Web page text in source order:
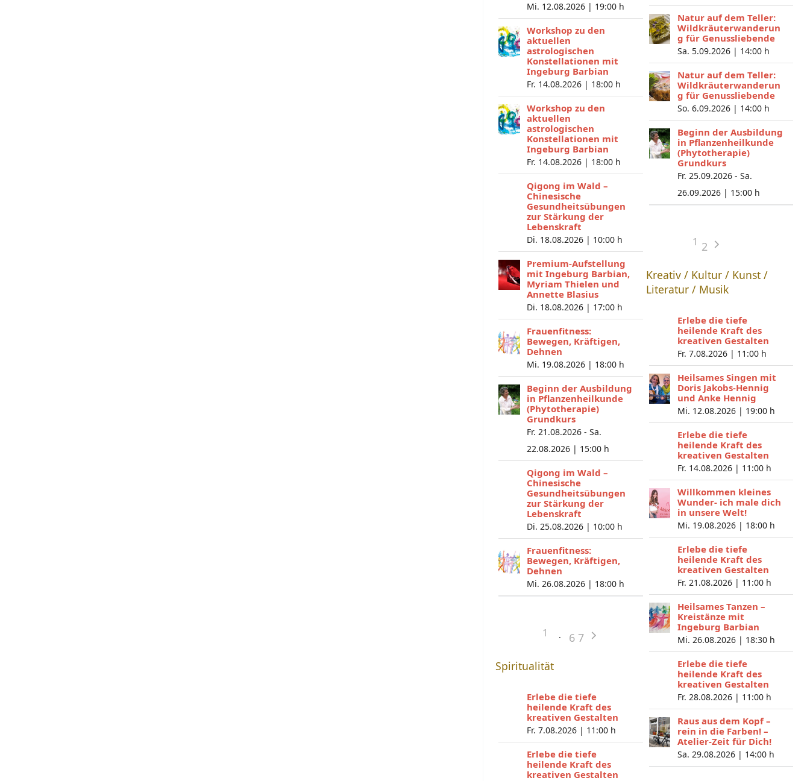
Mi. 12.08.2026 | 19:00 h
Workshop zu den
aktuellen
astrologischen
Konstellationen mit
Ingeburg Barbian
Fr. 14.08.2026 | 18:00 h
Workshop zu den
aktuellen
astrologischen
Konstellationen mit
Ingeburg Barbian
Fr. 14.08.2026 | 18:00 h
Qigong im Wald –
Chinesische
Gesundheitsübungen
zur Stärkung der
Lebenskraft
Di. 18.08.2026 | 10:00 h
Premium-Aufstellung
mit Ingeburg Barbian,
Myriam Thielen und
Annette Blasius
Di. 18.08.2026 | 17:00 h
Frauenfitness:
Bewegen, Kräftigen,
Dehnen
Mi. 19.08.2026 | 18:00 h
Beginn der Ausbildung
in Pflanzenheilkunde
(Phytotherapie)
Grundkurs
Fr. 21.08.2026 - Sa.
22.08.2026 | 15:00 h
Qigong im Wald –
Chinesische
Gesundheitsübungen
zur Stärkung der
Lebenskraft
Di. 25.08.2026 | 10:00 h
Frauenfitness:
Bewegen, Kräftigen,
Dehnen
Mi. 26.08.2026 | 18:00 h
1 6 7
Spiritualität
Erlebe die tiefe
heilende Kraft des
kreativen Gestalten
Fr. 7.08.2026 | 11:00 h
Erlebe die tiefe
heilende Kraft des
kreativen Gestalten
Natur auf dem Teller:
Wildkräuterwanderun
g für Genussliebende
Sa. 5.09.2026 | 14:00 h
Natur auf dem Teller:
Wildkräuterwanderun
g für Genussliebende
So. 6.09.2026 | 14:00 h
Beginn der Ausbildung
in Pflanzenheilkunde
(Phytotherapie)
Grundkurs
Fr. 25.09.2026 - Sa.
26.09.2026 | 15:00 h
1 2
Kreativ / Kultur / Kunst /
Literatur / Musik
Erlebe die tiefe
heilende Kraft des
kreativen Gestalten
Fr. 7.08.2026 | 11:00 h
Heilsames Singen mit
Doris Jakobs-Hennig
und Anke Hennig
Mi. 12.08.2026 | 19:00 h
Erlebe die tiefe
heilende Kraft des
kreativen Gestalten
Fr. 14.08.2026 | 11:00 h
Willkommen kleines
Wunder- ich male dich
in unsere Welt!
Mi. 19.08.2026 | 18:00 h
Erlebe die tiefe
heilende Kraft des
kreativen Gestalten
Fr. 21.08.2026 | 11:00 h
Heilsames Tanzen –
Kreistänze mit
Ingeburg Barbian
Mi. 26.08.2026 | 18:30 h
Erlebe die tiefe
heilende Kraft des
kreativen Gestalten
Fr. 28.08.2026 | 11:00 h
Raus aus dem Kopf –
rein in die Farben! –
Atelier-Zeit für Dich!
Sa. 29.08.2026 | 14:00 h